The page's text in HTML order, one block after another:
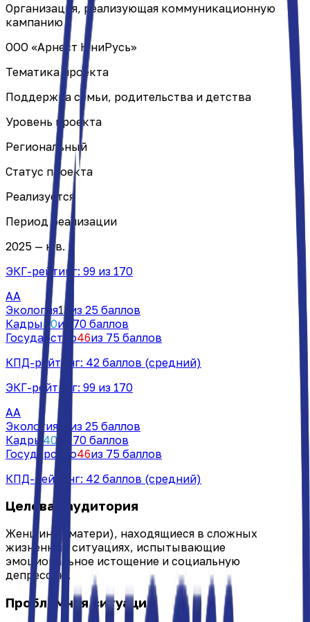
Организация, реализующая коммуникационную
кампанию
ООО «Арнест ЮниРусь»
Тематика проекта
Поддержка семьи, родительства и детства
Уровень проекта
Региональный
Статус проекта
Реализуется
Период реализации
2025 — н.в.
ЭКГ-рейтинг: 99 из 170
AA
Экология13 из 25 баллов
Кадры40из 70 баллов
Государство46из 75 баллов
КПД-рейтинг: 42 баллов (средний)
ЭКГ-рейтинг: 99 из 170
AA
Экология
из 25 баллов
Кадры 40 из 70 баллов
Государство46из 75 баллов
КПД-рейтинг: 42 баллов (средний)
Целевая аудитория
Женщины (матери), находящиеся в сложных
жизненных ситуациях, испытывающие
эмоциональное истощение и социальную
депрессию.
Проблемная ситуация